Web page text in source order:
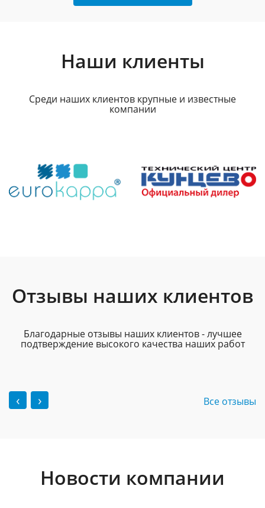
Наши клиенты
Среди наших клиентов крупные и известные
компании
Отзывы наших клиентов
Благодарные отзывы наших клиентов - лучшее
подтверждение высокого качества наших работ
‹ › Все отзывы
Новости компании